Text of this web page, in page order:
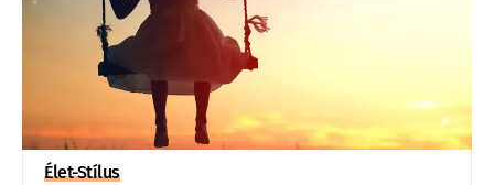
Élet-Stílus